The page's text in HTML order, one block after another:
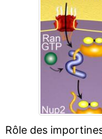
Rôle des